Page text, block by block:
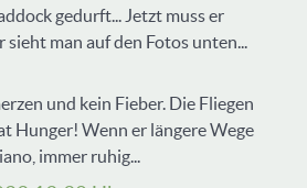
gedurft... Jetzt muss er
man auf den Fotos unten...
und kein Fieber. Die Fliegen
Hunger! Wenn er längere Wege
immer ruhig...